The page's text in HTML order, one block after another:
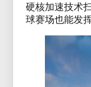
硬核加速技术
球赛场也能发